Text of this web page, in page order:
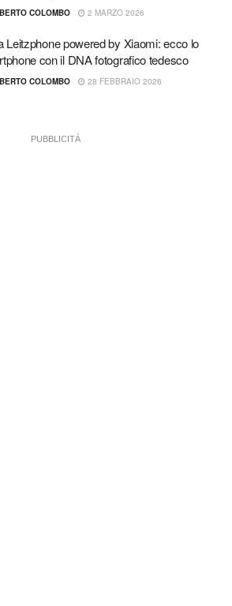
COLOMBO 2 MARZO 2026
Leitzphone powered by Xiaomi: ecco lo
con il DNA fotografico tedesco
COLOMBO 28 FEBBRAIO 2026
PUBBLICITÀ